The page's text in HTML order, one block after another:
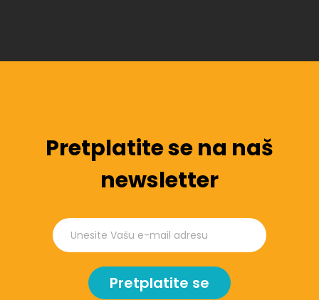
Pretplatite se na naš
newsletter
Pretplatite se